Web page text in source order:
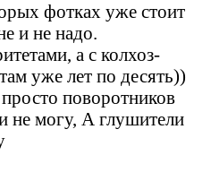
фотках уже стоит
и не надо.
а с колхоз-
уже лет по десять))
поворотников
не могу, А глушители